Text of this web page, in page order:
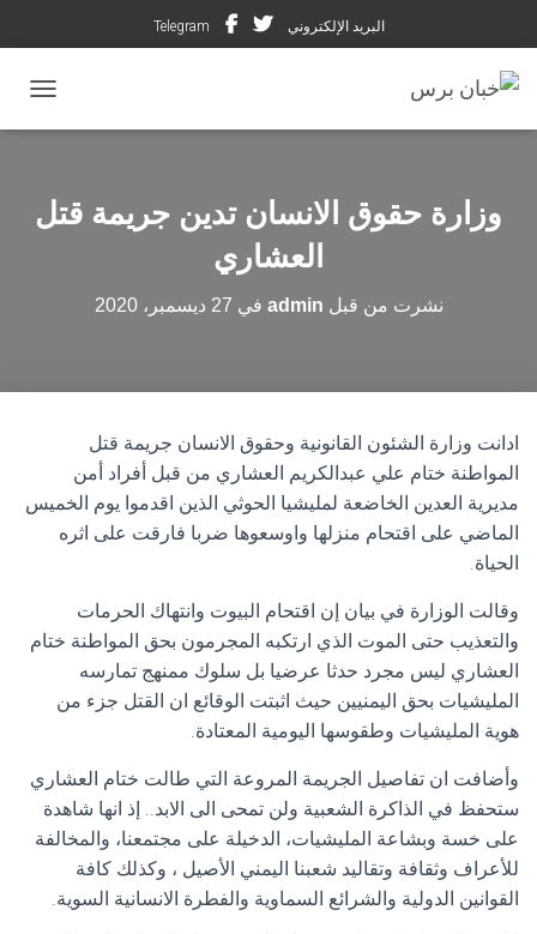
البريد الإلكتروني Telegram
وزارة حقوق الانسان تدين جريمة قتل
العشاري
نشرت من قبل admin في 27 ديسمبر، 2020
ادانت وزارة الشئون القانونية وحقوق الانسان جريمة قتل
المواطنة ختام علي عبدالكريم العشاري من قبل أفراد أمن
مديرية العدين الخاضعة لمليشيا الحوثي الذين اقدموا يوم الخميس
الماضي على اقتحام منزلها واوسعوها ضربا فارقت على اثره
الحياة.
وقالت الوزارة في بيان إن اقتحام البيوت وانتهاك الحرمات
والتعذيب حتى الموت الذي ارتكبه المجرمون بحق المواطنة ختام
العشاري ليس مجرد حدثا عرضيا بل سلوك ممنهج تمارسه
المليشيات بحق اليمنيين حيث اثبتت الوقائع ان القتل جزء من
هوية المليشيات وطقوسها اليومية المعتادة.
وأضافت ان تفاصيل الجريمة المروعة التي طالت ختام العشاري
ستحفظ في الذاكرة الشعبية ولن تمحى الى الابد.. إذ انها شاهدة
على خسة وبشاعة المليشيات، الدخيلة على مجتمعنا، والمخالفة
للأعراف وثقافة وتقاليد شعبنا اليمني الأصيل ، وكذلك كافة
القوانين الدولية والشرائع السماوية والفطرة الانسانية السوية.